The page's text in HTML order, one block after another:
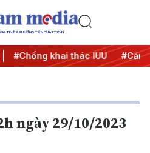
TIN ĐA PHƯƠNG TIỆN CỦA TTXVN
#Chống khai thác IUU
ngày 29/10/2023